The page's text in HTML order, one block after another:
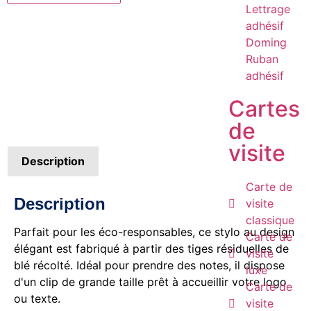
Lettrage
adhésif
Doming
Ruban
adhésif
Cartes
de
visite
Carte de
visite
classique
Carte de
visite
luxe
Carte de
visite
Description
Description
Parfait pour les éco-responsables, ce stylo au design
élégant est fabriqué à partir des tiges résiduelles de
blé récolté. Idéal pour prendre des notes, il dispose
d'un clip de grande taille prêt à accueillir votre logo
ou texte.